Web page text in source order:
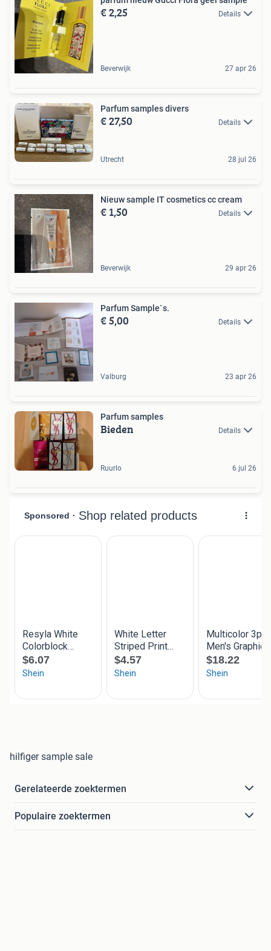
€ 2,25 Details
Beverwijk 27 apr 26
Parfum samples divers
€ 27,50 Details
Utrecht 28 jul 26
Nieuw sample IT cosmetics cc cream
€ 1,50 Details
Beverwijk 29 apr 26
Parfum Sample`s.
€ 5,00 Details
Valburg 23 apr 26
Parfum samples
Bieden Details
Ruurlo 6 jul 26
hilfiger sample sale
Gerelateerde zoektermen
Populaire zoektermen